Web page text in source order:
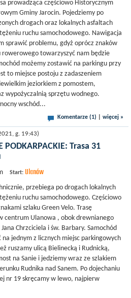
prowadząca częściowo Historycznym
Gminy Jarocin. Pojedziemy po
drogach oraz lokalnych asfaltach
ruchu samochodowego. Nawigacja
sprawić problemu, gdyż oprócz znaków
rowerowego towarzyszyć nam będzie
możemy zostawić na parkingu przy
to miejsce postoju z zadaszeniem
jeziorkiem z pomostem,
wypożyczalnią sprzętu wodnego.
wschód...
Komentarze (1) więcej »
g. 19:43)
PODKARPACKIE: Trasa 31
Start: Ulanów
przebiega po drogach lokalnych
ruchu samochodowego. Częściowo
szlaku Green Velo. Trasę
centrum Ulanowa , obok drewnianego
Jana Chrzciciela i św. Barbary. Samochód
na jednym z licznych miejsc parkingowych
ruszamy ulicą Bielinecką i Rudnicką,
na Sanie i jedziemy wraz ze szlakiem
Rudnika nad Sanem. Po dojechaniu
nr 19 skręcamy w lewo, najpierw